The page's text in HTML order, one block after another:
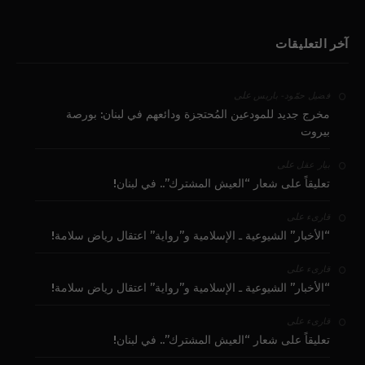
آخر التعليقات
فضيل حمّود - باريس على
مخرج جديد للمودعين المُحتجزة ودائعهم في لبنان: بورصة
بيروت
بيار عقل على
تعليقاً على شعار “العيش المشترك”.. في لبنان!
قارىء على
“الأخبار” الشيوعية ـ الإسلامية و”رواية” اعتقال رياض سلامة!
قارىء على
“الأخبار” الشيوعية ـ الإسلامية و”رواية” اعتقال رياض سلامة!
قارىء على
تعليقاً على شعار “العيش المشترك”.. في لبنان!